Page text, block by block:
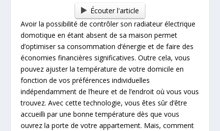
Écouter l'article
Avoir la possibilité de contrôler son radiateur électrique
domotique en étant absent de sa maison permet
d’optimiser sa consommation d’énergie et de faire des
économies financières significatives. Outre cela, vous
pouvez ajuster la température de votre domicile en
fonction de vos préférences individuelles
indépendamment de l’heure et de l’endroit où vous vous
trouvez. Avec cette technologie, vous êtes sûr d’être
accueilli par une bonne température dès que vous
ouvrez la porte de votre appartement. Mais, comment